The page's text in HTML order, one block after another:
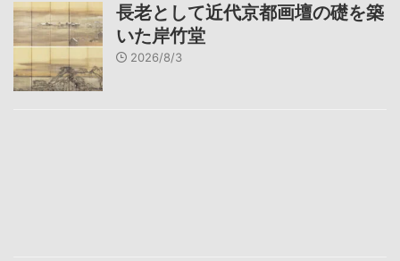
長老として近代京都画壇の礎を築
いた岸竹堂
2026/8/3